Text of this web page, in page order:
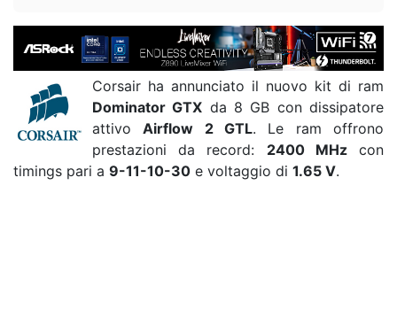
Corsair ha annunciato il nuovo kit di ram
Dominator GTX da 8 GB con dissipatore
attivoAirflow 2 GTL. Le ram offrono
prestazioni da record: 2400 MHzcon
timings pari a 9-11-10-30 e voltaggio di 1.65 V.